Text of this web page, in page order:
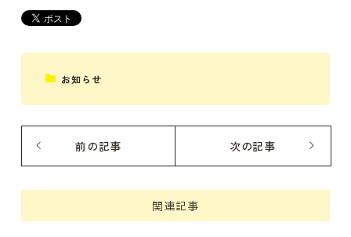
お知らせ
前の記事 次の記事
関連記事